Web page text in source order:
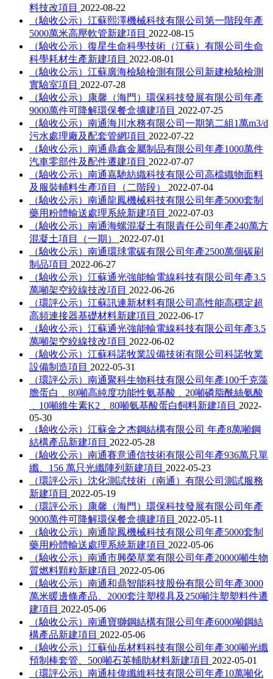
料技改項目 2022-08-22
（驗收公示）江蘇熙澤機械科技有限公司第一階段年產
5000萬米高壓軟管新建項目 2022-08-15
（驗收公示）復星生命科學技術（江蘇）有限公司生命
科學耗材生產新建項目 2022-08-01
（驗收公示）江蘇廣海檢驗檢測有限公司新建檢驗檢測
實驗室項目 2022-07-28
（驗收公示）康馨（海門）環保科技發展有限公司年產
9000萬件可降解環保餐盒擴建項目 2022-07-25
（驗收公示）南通海川水務有限公司一期第二組1萬m3/d
污水處理廠及配套管網項目 2022-07-22
（驗收公示）南通鼎鑫金屬制品有限公司年產1000萬件
汽車零部件及配件遷建項目 2022-07-07
（驗收公示）南通嘉馳紡織科技有限公司高檔織物面料
及服裝輔料生產項目（二階段） 2022-07-04
（驗收公示）南通龍鳳機械科技有限公司年產5000套制
藥用粉體輸送處理系統新建項目 2022-07-03
（驗收公示）南通海螺混凝土有限責任公司年產240萬方
混凝土項目（一期） 2022-07-01
（驗收公示）南通環球電碳有限公司年產2500萬個碳刷
制品項目 2022-06-27
（驗收公示）江蘇通光強能輸電線科技有限公司年產3.5
萬噸架空絞線技改項目 2022-06-26
（環評公示）江蘇訊連新材料有限公司高性能高穩定超
高頻連接器基礎材料新建項目 2022-06-17
（驗收公示）江蘇通光強能輸電線科技有限公司年產3.5
萬噸架空絞線技改項目 2022-06-02
（驗收公示）江蘇科諾牧業設備技術有限公司科諾牧業
設備制造項目 2022-05-31
（環評公示）南通聚科生物科技有限公司年產100千克藻
膽蛋白﹑80噸高純度功能性氨基酸﹑20噸磷脂酰絲氨酸
﹑10噸維生素K2﹑80噸氨基酸蛋白飼料新建項目 2022-
05-30
（驗收公示）江蘇金之杰鋼結構有限公司 年產8萬噸鋼
結構產品新建項目 2022-05-28
（驗收公示）南通賽意通信技術有限公司年產936萬只單
纖、156 萬只光纖陣列新建項目 2022-05-23
（環評公示）沈化測試技術（南通）有限公司測試服務
新建項目 2022-05-19
（環評公示）康馨（海門）環保科技發展有限公司年產
9000萬件可降解環保餐盒擴建項目 2022-05-11
（驗收公示）南通龍鳳機械科技有限公司年產5000套制
藥用粉體輸送處理系統新建項目 2022-05-06
（驗收公示）南通市興榮草業有限公司年產20000噸生物
質燃料顆粒新建項目 2022-05-06
（驗收公示）南通和鼎智能科技股份有限公司年產3000
萬米暖邊條產品、2000套注塑模具及250噸注塑塑料件遷
建項目 2022-05-06
（驗收公示）南通寶獅鋼結構有限公司年產6000噸鋼結
構產品新建項目 2022-05-06
（驗收公示）江蘇仙岳材料科技有限公司年產300噸光纖
預制棒套管、500噸石英輔助材料新建項目 2022-05-01
（環評公示）南通桂偉纖維科技有限公司年產10萬噸化